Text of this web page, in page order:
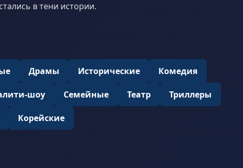
в тени истории.
Драмы Исторические Комедия
шоу Семейные Театр Триллеры
Корейские